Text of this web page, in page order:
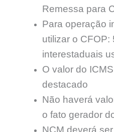
Remessa para
Para operação
utilizar o
interestaduais
O valor do
destacado
Não haverá
o fato gerador